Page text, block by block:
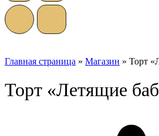
Главная страница » Магазин » Торт
Торт «Летящие